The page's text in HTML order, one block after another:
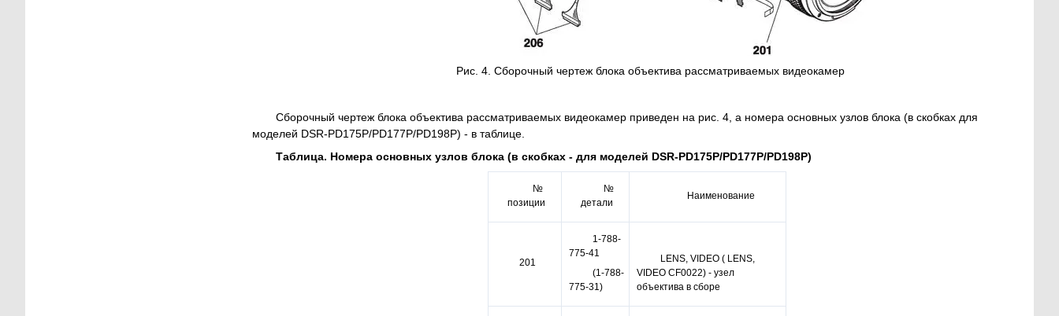
Рис. 4. Сборочный чертеж блока объектива рассматриваемых видеокамер
Сборочный чертеж блока объектива рассматриваемых видеокамер приведен на рис. 4, а номера основных узлов блока (в скобках для
моделей DSR-PD175P/PD177P/PD198P) - в таблице.
Таблица. Номера основных узлов блока (в скобках - для моделей DSR-PD175P/PD177P/PD198P)
№
позиции
№
детали
Наименование
201
1-788-
775-41
(1-788-
775-31)
LENS, VIDEO ( LENS,
VIDEO CF0022) - узел
объектива в сборе